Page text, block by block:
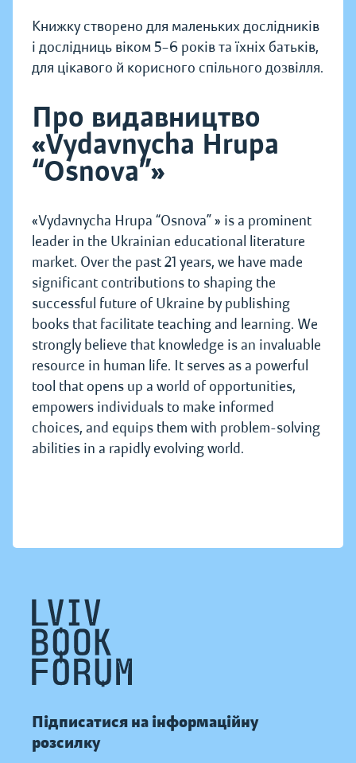
Книжку створено для маленьких дослідників
і дослідниць віком 5–6 років та їхніх батьків,
для цікавого й корисного спільного дозвілля.
Про видавництво
«Vydavnycha Hrupa
“Osnova”»
«Vydavnycha Hrupa “Osnova” » is a prominent
leader in the Ukrainian educational literature
market. Over the past 21 years, we have made
significant contributions to shaping the
successful future of Ukraine by publishing
books that facilitate teaching and learning. We
strongly believe that knowledge is an invaluable
resource in human life. It serves as a powerful
tool that opens up a world of opportunities,
empowers individuals to make informed
choices, and equips them with problem-solving
abilities in a rapidly evolving world.
Підписатися на інформаційну
розсилку